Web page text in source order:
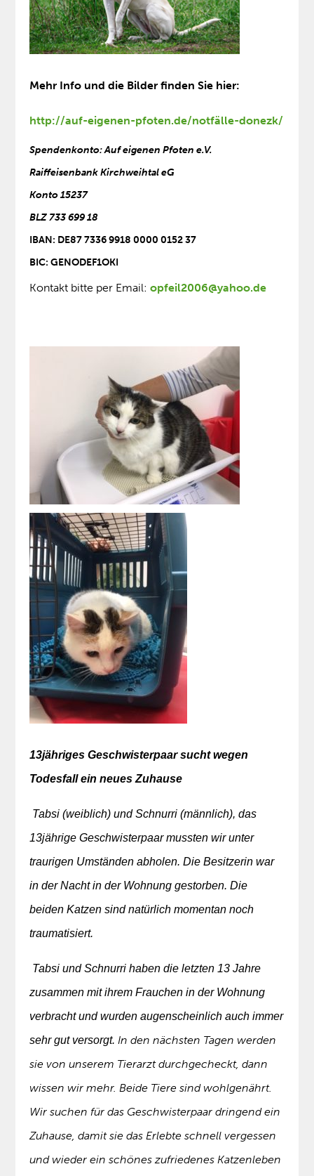
Mehr Info und die Bilder finden Sie hier:
http://auf-eigenen-pfoten.de/notfälle-donezk/
Spendenkonto:Auf eigenen Pfoten e.V.
Raiffeisenbank Kirchweihtal eG
Konto 15237
BLZ 733 699 18
IBAN: DE87 7336 9918 0000 0152 37
BIC: GENODEF1OKI
Kontakt bitte per Email:opfeil2006@yahoo.de
13jähriges Geschwisterpaar sucht wegen
Todesfall ein neues Zuhause
Tabsi (weiblich) und Schnurri (männlich), das
13jährige Geschwisterpaar mussten wir unter
traurigen Umständen abholen. Die Besitzerin war
in der Nacht in der Wohnung gestorben. Die
beiden Katzen sind natürlich momentan noch
traumatisiert.
Tabsi und Schnurri haben die letzten 13 Jahre
zusammen mit ihrem Frauchen in der Wohnung
verbracht und wurden augenscheinlich auch immer
sehr gut versorgt. In den nächsten Tagen werden
sie von unserem Tierarzt durchgecheckt, dann
wissen wir mehr. Beide Tiere sind wohlgenährt.
Wir suchen für das Geschwisterpaar dringend ein
Zuhause, damit sie das Erlebte schnell vergessen
und wieder ein schönes zufriedenes Katzenleben